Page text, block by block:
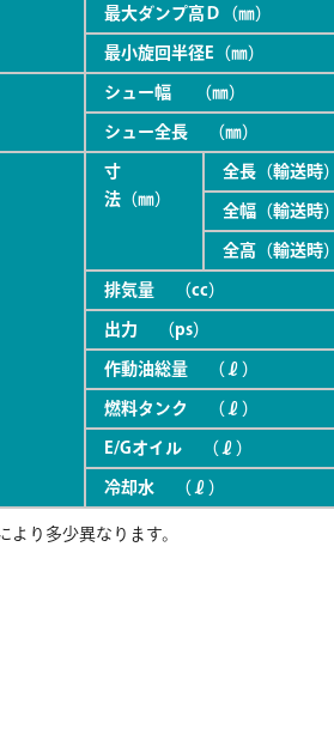
最大ダンプ高Ｄ（㎜）
最小旋回半径E（㎜）
シュー幅 （㎜）
シュー全長 （㎜）
寸
法（㎜）
全長（輸送時）
全幅（輸送時）
全高（輸送時）
排気量 （cc）
出力 （ps）
作動油総量 （ℓ）
燃料タンク （ℓ）
E/Gオイル （ℓ）
冷却水 （ℓ）
より多少異なります。